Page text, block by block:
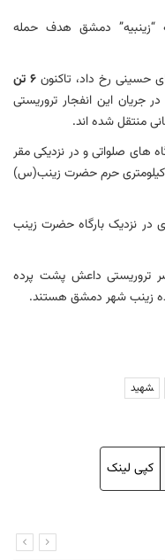
۵ مرداد ۱۴۰۲ منطقه “زینبیه” دمشق هدف حمله
حسینی رخ داد، تاکنون ۶ تن
نفر نیز در جریان این انفجار تروریستی
منتقل شده اند.
های صلواتی و در نزدیکی مقر
کیلومتری حرم حضرت زینب(س)
در نزدیک بارگاه حضرت زینب
تروریستی داعش پشت پرده
زینب شهر دمشق هستند.
شهید
کپی لینک